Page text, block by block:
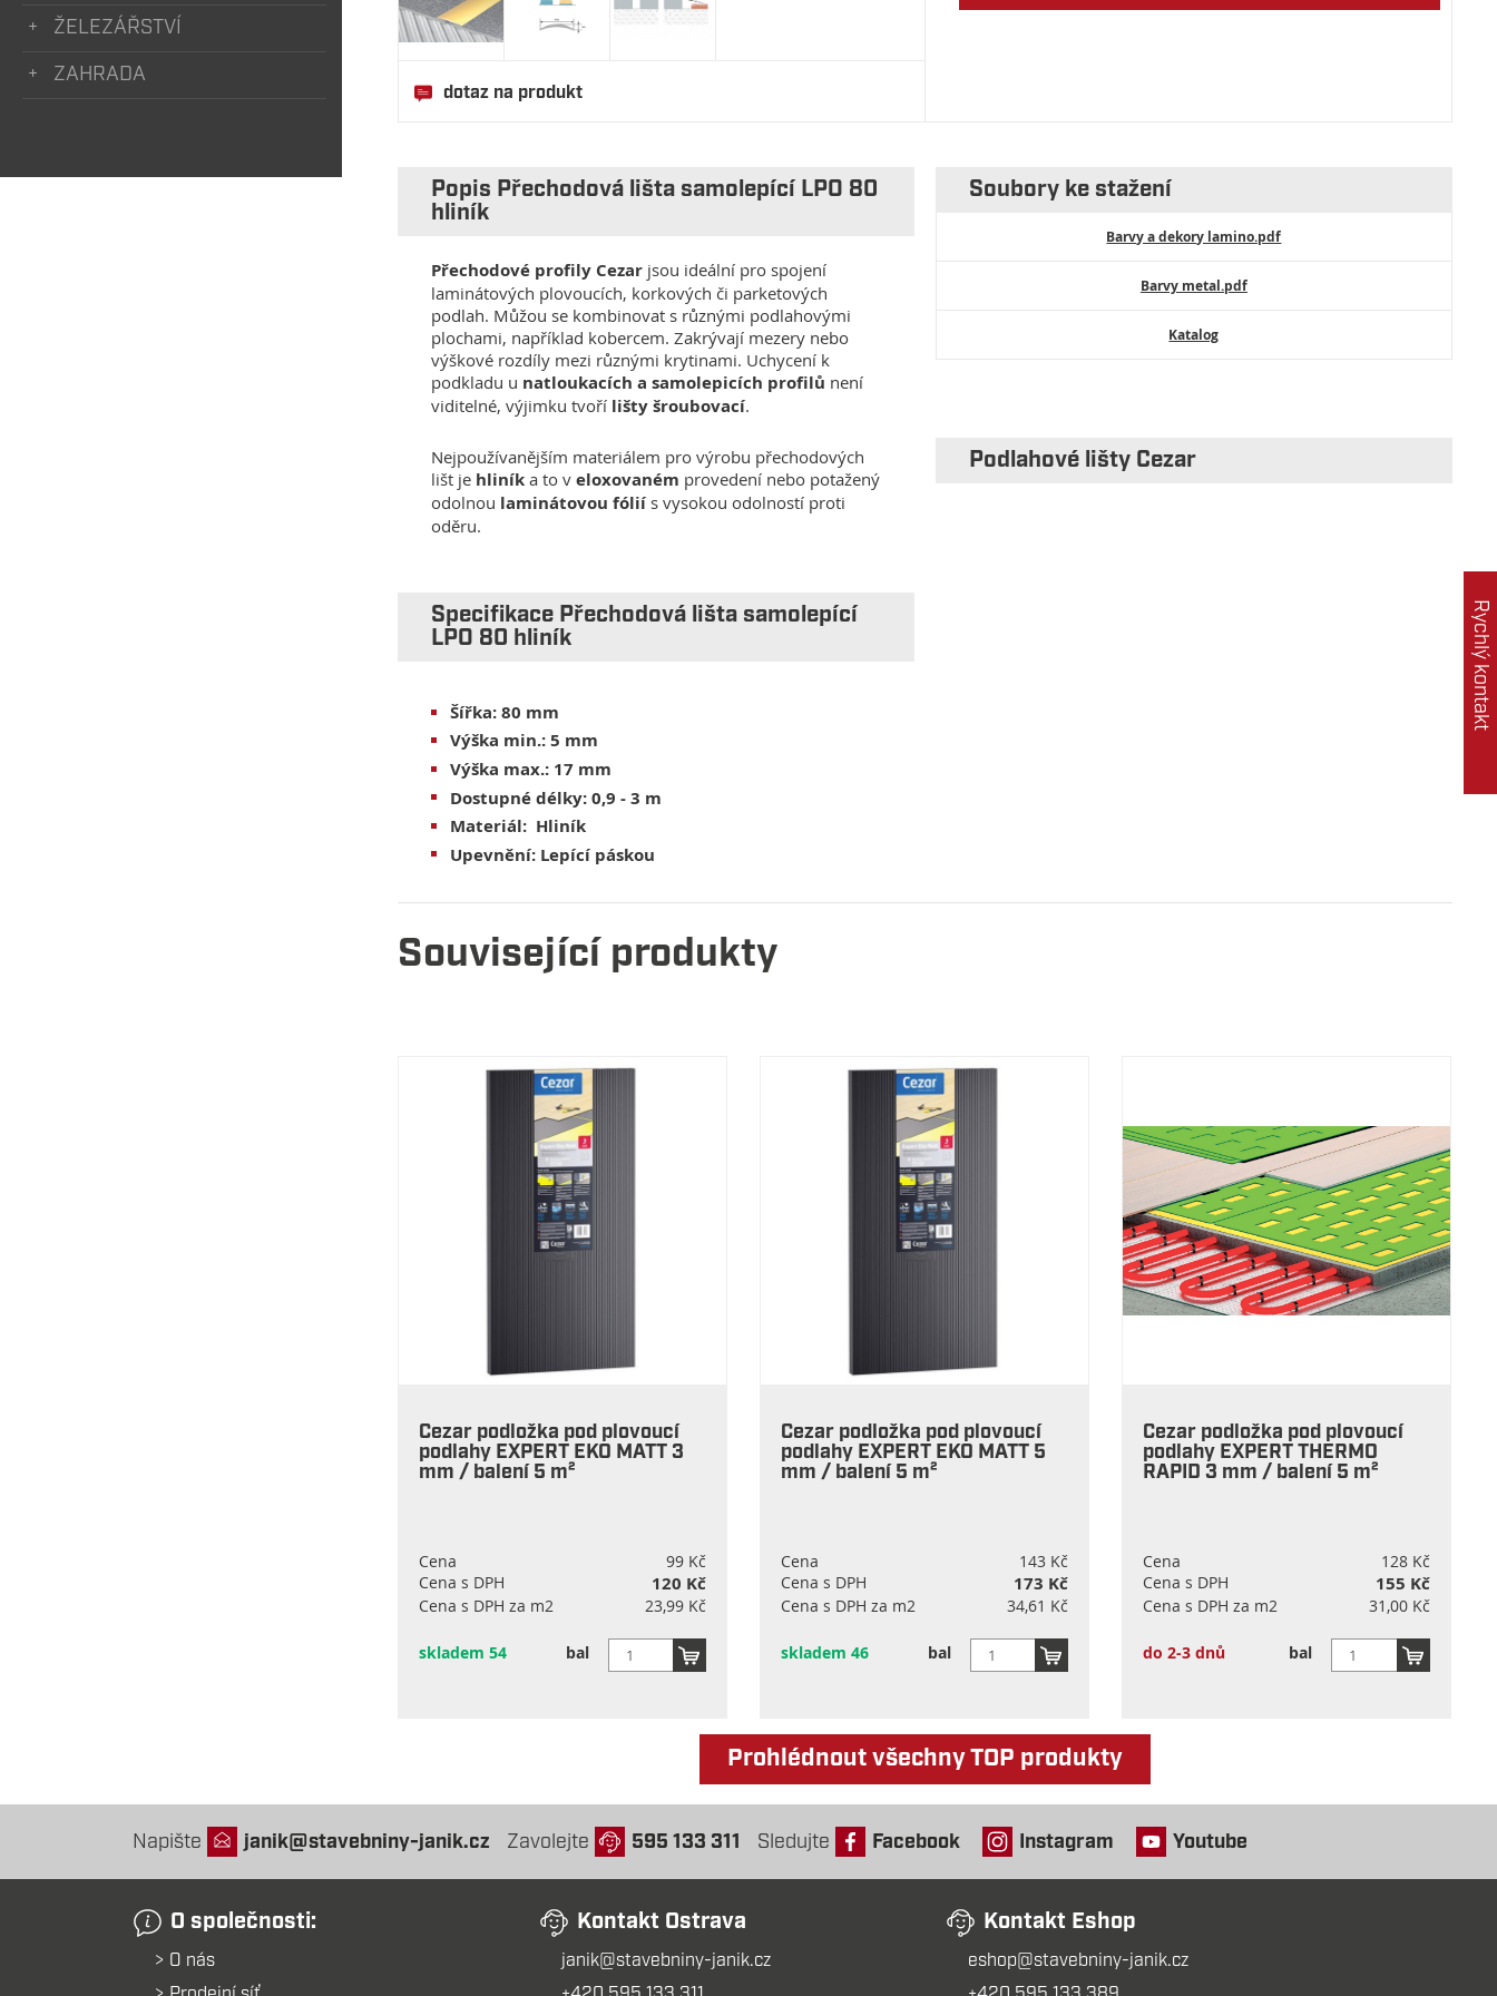
ŽELEZÁŘSTVÍ
ZAHRADA
dotaz na produkt
Popis Přechodová lišta samolepící LPO 80
hliník
Přechodové profily Cezarjsou ideální pro spojení
laminátových plovoucích, korkových či parketových
podlah. Můžou se kombinovat s různými podlahovými
plochami, například kobercem. Zakrývají mezery nebo
výškové rozdíly mezi různými krytinami. Uchycení k
podkladu u natloukacích a samolepicích profilů není
viditelné, výjimku tvoří lišty šroubovací.
Nejpoužívanějším materiálem pro výrobu přechodových
lišt je hliníka to veloxovaném provedení nebo potažený
odolnou laminátovou fóliís vysokou odolností proti
oděru.
Specifikace Přechodová lišta samolepící
LPO 80 hliník
Šířka:80 mm
Výška min.: 5 mm
Výška max.: 17 mm
Dostupné délky: 0,9 - 3 m
Materiál: Hliník
Upevnění: Lepící páskou
Soubory ke stažení
Barvy a dekory lamino.pdf
Barvy metal.pdf
Katalog
Podlahové lišty Cezar
Související produkty
Cezar podložka pod plovoucí
podlahy EXPERT EKO MATT 3
mm / balení 5 m²
Cena
99 Kč
Cena s DPH
120 Kč
Cena s DPH za m2 23,99 Kč
skladem 54 bal
Cezar podložka pod plovoucí
podlahy EXPERT EKO MATT 5
mm / balení 5 m²
Cena
143 Kč
Cena s DPH
173 Kč
Cena s DPH za m2 34,61 Kč
skladem 46 bal
Cezar podložka pod plovoucí
podlahy EXPERT THERMO
RAPID 3 mm / balení 5 m²
Cena
128 Kč
Cena s DPH
155 Kč
Cena s DPH za m2 31,00 Kč
do 2-3 dnů bal
Prohlédnout všechny TOP produkty
Napište janik@stavebniny-janik.cz Zavolejte 595 133 311 Sledujte Facebook Instagram Youtube
O společnosti:
O nás
Kontakt Ostrava
janik@stavebniny-janik.cz
Kontakt Eshop
eshop@stavebniny-janik.cz
Rychlý kontakt